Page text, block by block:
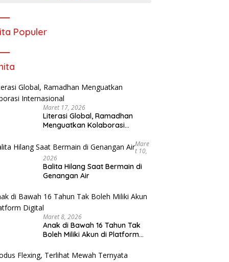
Populer
Maret 17, 2026
Literasi Global, Ramadhan
Menguatkan Kolaborasi
Mare
T 10,
2026
Balita Hilang Saat Bermain di
Genangan Air
Maret 8, 2026
Anak di Bawah 16 Tahun Tak
Boleh Miliki Akun di Platform